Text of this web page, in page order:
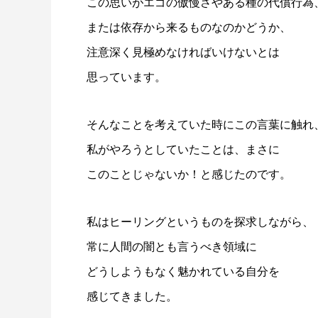
この思いがエゴの傲慢さやある種の代償行為
または依存から来るものなのかどうか、
注意深く見極めなければいけないとは
思っています。
そんなことを考えていた時にこの言葉に触れ
私がやろうとしていたことは、まさに
このことじゃないか！と感じたのです。
私はヒーリングというものを探求しながら、
常に人間の闇とも言うべき領域に
どうしようもなく魅かれている自分を
感じてきました。